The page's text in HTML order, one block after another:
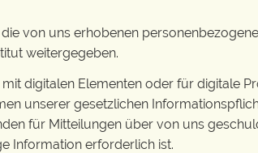
von uns erhobenen
weitergegeben.
digitalen Elementen oder für digitale
unserer gesetzlichen
für Mitteilungen über von uns
Information erforderlich ist.